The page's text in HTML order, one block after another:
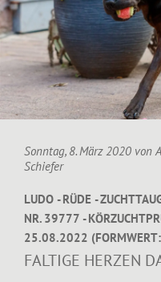
Sonntag, 8. März 2020 von
Schiefer
LUDO - RÜDE -
NR. 39777 -
25.08.2022 (FORMWERT:
FALTIGE HERZEN